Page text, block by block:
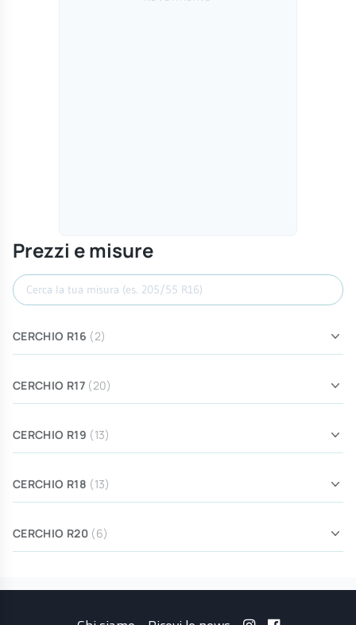
Prezzi e misure
Cerca misura
CERCHIO R16 (2)
CERCHIO R17 (20)
CERCHIO R19 (13)
CERCHIO R18 (13)
CERCHIO R20 (6)